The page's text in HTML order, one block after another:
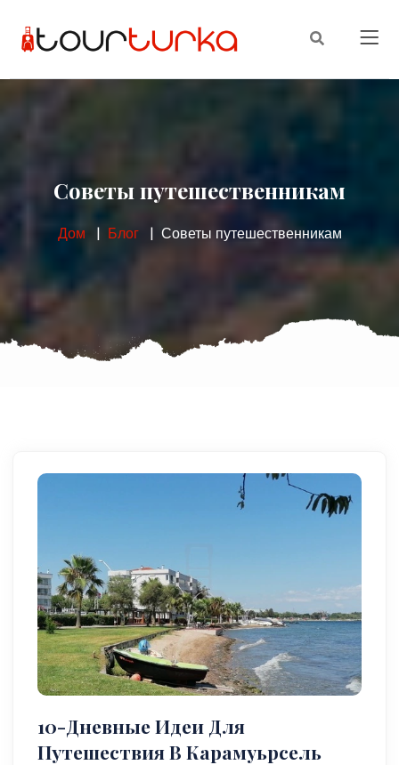
Советы путешественникам
Дом Блог Советы путешественникам
10-Дневные Идеи Для
Путешествия В Карамуьрсель